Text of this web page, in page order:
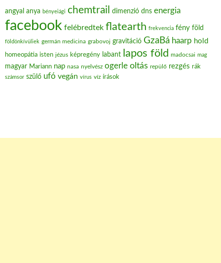
angyal anya bényeiági chemtrail dimenzió dns energia
facebook felébredtek flatearth frekvencia fény föld
földönkívüliek germán medicina grabovoj gravitáció GzaBá haarp hold
homeopátia isten jézus képregény labant lapos föld madocsai mag
magyar Mariann nap nasa nyelvész ogerle oltás repülő rezgés rák
számsor szülő ufó vegán vírus víz írások